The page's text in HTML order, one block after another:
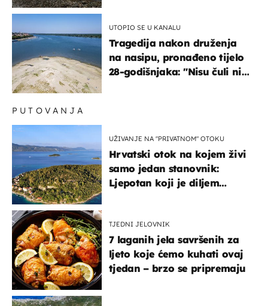
UTOPIO SE U KANALU
Tragedija nakon druženja
na nasipu, pronađeno tijelo
28-godišnjaka: "Nisu čuli ni
PUTOVANJA
UŽIVANJE NA "PRIVATNOM" OTOKU
Hrvatski otok na kojem živi
samo jedan stanovnik:
Ljepotan koji je diljem
TJEDNI JELOVNIK
7 laganih jela savršenih za
ljeto koje ćemo kuhati ovaj
tjedan – brzo se pripremaju